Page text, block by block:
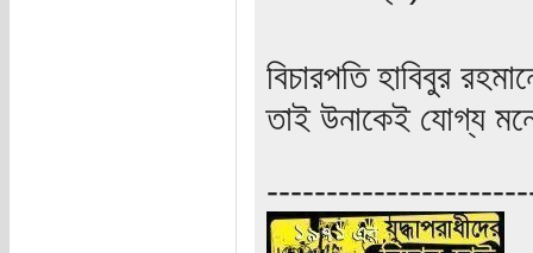
বিচারপতি হাবিবুর
তাই উনাকেই যোগ্য